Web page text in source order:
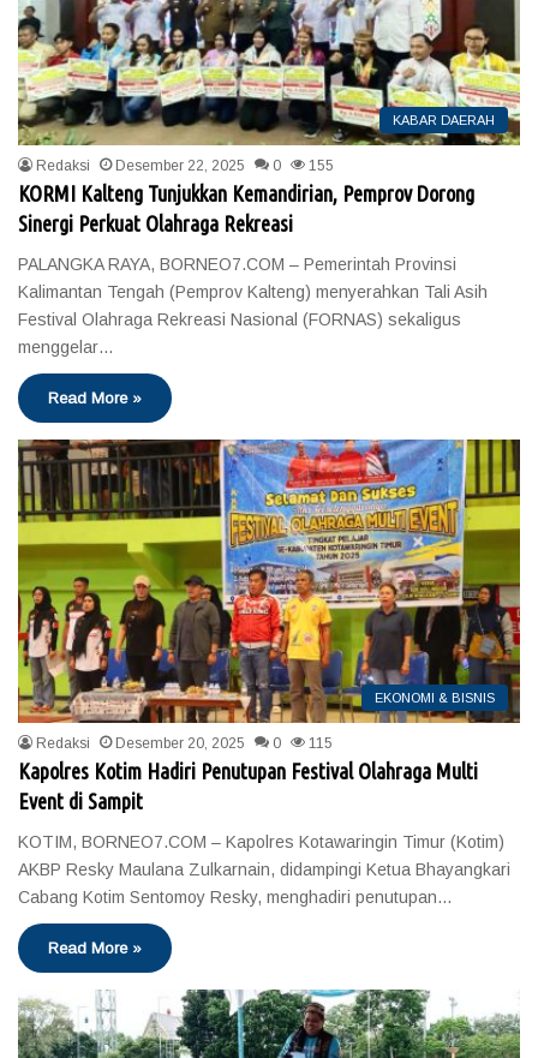
KABAR DAERAH
Redaksi Desember 22, 2025 0 155
KORMI Kalteng Tunjukkan Kemandirian, Pemprov Dorong
Sinergi Perkuat Olahraga Rekreasi
PALANGKA RAYA, BORNEO7.COM – Pemerintah Provinsi
Kalimantan Tengah (Pemprov Kalteng) menyerahkan Tali Asih
Festival Olahraga Rekreasi Nasional (FORNAS) sekaligus
menggelar…
Read More »
EKONOMI & BISNIS
Redaksi Desember 20, 2025 0 115
Kapolres Kotim Hadiri Penutupan Festival Olahraga Multi
Event di Sampit
KOTIM, BORNEO7.COM – Kapolres Kotawaringin Timur (Kotim)
AKBP Resky Maulana Zulkarnain, didampingi Ketua Bhayangkari
Cabang Kotim Sentomoy Resky, menghadiri penutupan…
Read More »